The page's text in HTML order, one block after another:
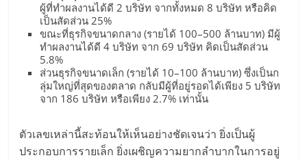
ผู้ที่ทำผลงานได้ดี 2 บริษัท จากทั้งหมด 8 บริษัท หรือคิด
เป็นสัดส่วน 25%
ขณะที่ธุรกิจขนาดกลาง (รายได้ 100–500 ล้านบาท) มีผู้
ทำผลงานได้ดี 4 บริษัท จาก 69 บริษัท คิดเป็นสัดส่วน
5.8%
ส่วนธุรกิจขนาดเล็ก (รายได้ 10–100 ล้านบาท) ซึ่งเป็นก
ลุ่มใหญ่ที่สุดของตลาด กลับมีผู้ที่อยู่รอดได้เพียง 5 บริษัท
จาก 186 บริษัท หรือเพียง 2.7% เท่านั้น
ตัวเลขเหล่านี้สะท้อนให้เห็นอย่างชัดเจนว่า ยิ่งเป็นผู้
ประกอบการรายเล็ก ยิ่งเผชิญความยากลำบากในการอยู่